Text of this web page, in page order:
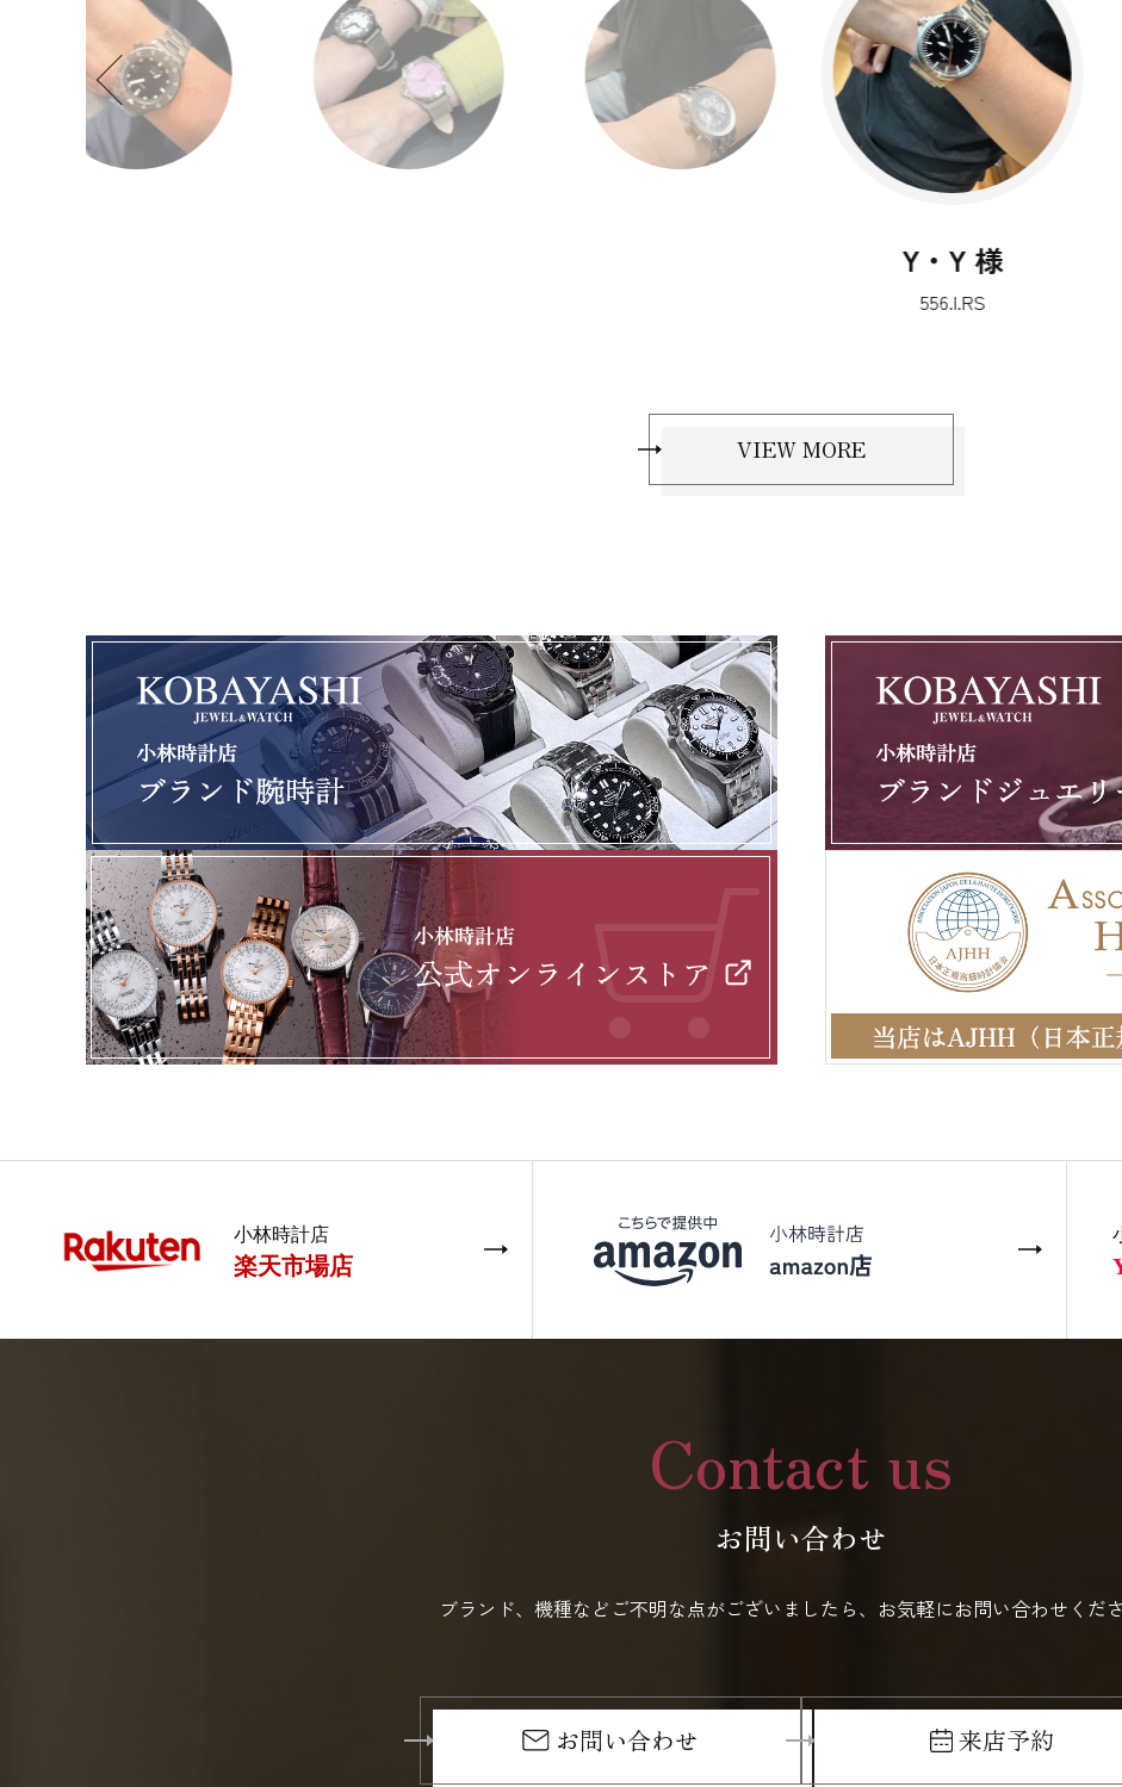
VIEW MORE
Contact us
お問い合わせ
ブランド、機種などご不明な点がございましたら、お気軽にお問い合わせくださ
お問い合わせ 来店予約